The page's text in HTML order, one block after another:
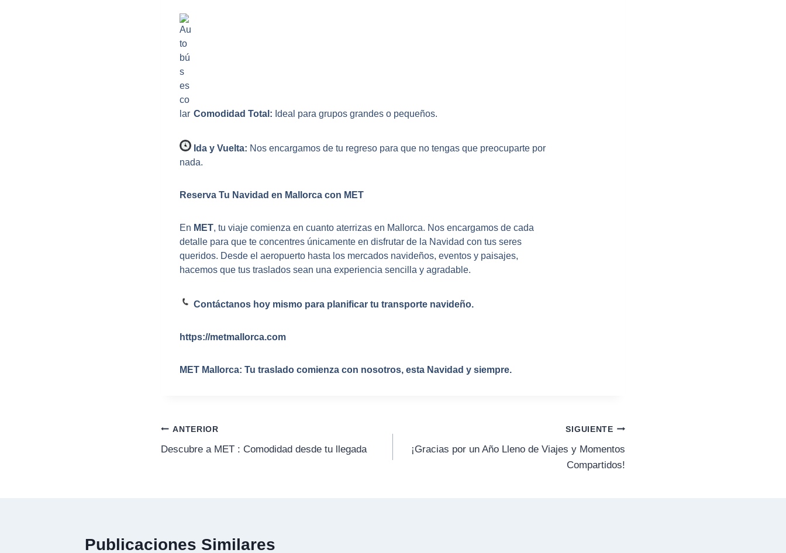
Comodidad Total: Ideal para grupos grandes o pequeños.
Ida y Vuelta: Nos encargamos de tu regreso para que no tengas que preocuparte por
nada.
Reserva Tu Navidad en Mallorca con MET
En MET, tu viaje comienza en cuanto aterrizas en Mallorca. Nos encargamos de cada
detalle para que te concentres únicamente en disfrutar de la Navidad con tus seres
queridos. Desde el aeropuerto hasta los mercados navideños, eventos y paisajes,
hacemos que tus traslados sean una experiencia sencilla y agradable.
Contáctanos hoy mismo para planificar tu transporte navideño.
https://metmallorca.com
MET Mallorca: Tu traslado comienza con nosotros, esta Navidad y siempre.
ANTERIOR
Descubre a MET : Comodidad desde tu llegada
SIGUIENTE
¡Gracias por un Año Lleno de Viajes y Momentos
Compartidos!
Publicaciones Similares